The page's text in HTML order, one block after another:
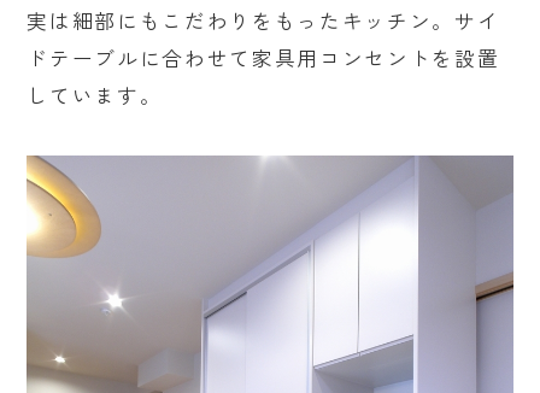
実は細部にもこだわりをもったキッチン。サイ
ドテーブルに合わせて家具用コンセントを設置
しています。